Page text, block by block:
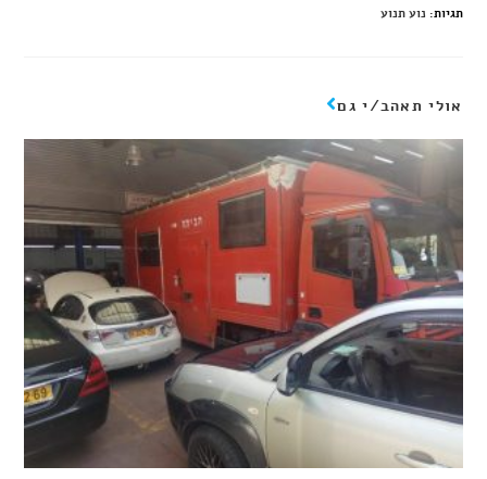
תגיות: נוע תנוע
אולי תאהב/י גם